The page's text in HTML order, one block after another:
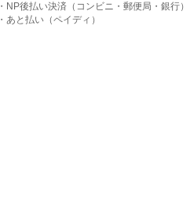
・NP後払い決済（コンビニ・郵便局・銀行）
・あと払い（ペイディ）